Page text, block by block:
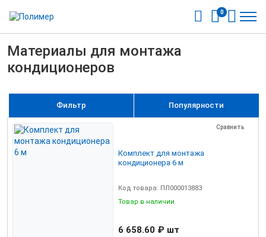
0
Материалы для монтажа
кондиционеров
Популярности
Фильтр
Сравнить
Комплект для монтажа
кондиционера 6 м
Код товара: ПЛ000013883
Товар в наличии
6 658.60 ₽ шт